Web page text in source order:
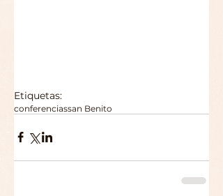
Etiquetas:
conferenciassan Benito